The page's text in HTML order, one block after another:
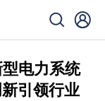
电力系统
引领行业